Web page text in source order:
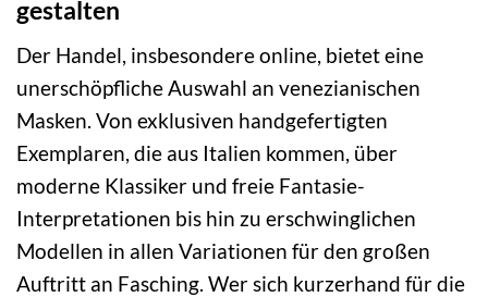
gestalten
Der Handel, insbesondere online, bietet eine
unerschöpfliche Auswahl an venezianischen
Masken. Von exklusiven handgefertigten
Exemplaren, die aus Italien kommen, über
moderne Klassiker und freie Fantasie-
Interpretationen bis hin zu erschwinglichen
Modellen in allen Variationen für den großen
Auftritt an Fasching. Wer sich kurzerhand für die